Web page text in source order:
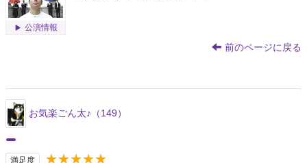
g
a
t
公演情報
前のページに戻る
お気楽ごん太♪（149）
満足度 ★★★★★